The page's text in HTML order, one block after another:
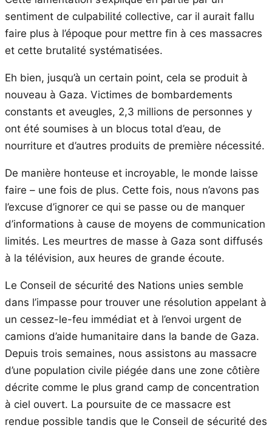
sentiment de culpabilité collective, car il aurait fallu
faire plus à l’époque pour mettre fin à ces massacres
et cette brutalité systématisées.
Eh bien, jusqu’à un certain point, cela se produit à
nouveau à Gaza. Victimes de bombardements
constants et aveugles, 2,3 millions de personnes y
ont été soumises à un blocus total d’eau, de
nourriture et d’autres produits de première nécessité.
De manière honteuse et incroyable, le monde laisse
faire – une fois de plus. Cette fois, nous n’avons pas
l’excuse d’ignorer ce qui se passe ou de manquer
d’informations à cause de moyens de communication
limités. Les meurtres de masse à Gaza sont diffusés
à la télévision, aux heures de grande écoute.
Le Conseil de sécurité des Nations unies semble
dans l’impasse pour trouver une résolution appelant à
un cessez-le-feu immédiat et à l’envoi urgent de
camions d’aide humanitaire dans la bande de Gaza.
Depuis trois semaines, nous assistons au massacre
d’une population civile piégée dans une zone côtière
décrite comme le plus grand camp de concentration
à ciel ouvert. La poursuite de ce massacre est
rendue possible tandis que le Conseil de sécurité des